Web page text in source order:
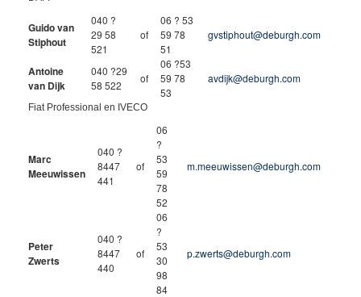
Guido van
Stiphout
040 ?
29 58
521
of
06 ? 53
59 78
51
gvstiphout@deburgh.com
Antoine
van Dijk
040 ?29
58 522
of
06 ?53
59 78
53
avdijk@deburgh.com
Fiat Professional en IVECO
Marc
Meeuwissen
040 ?
8447
441
of
06
?
53
59
78
52
m.meeuwissen@deburgh.com
Peter
Zwerts
040 ?
8447
440
of
06
?
53
30
98
84
p.zwerts@deburgh.com